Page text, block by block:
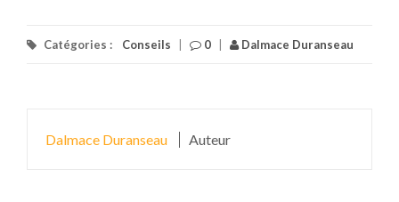
Catégories : Conseils 0 Dalmace Duranseau
Dalmace Duranseau Auteur